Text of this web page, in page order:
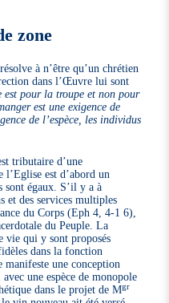
zone
à n’être qu’un chrétien
dans l’Œuvre lui sont
est pour la troupe et non pour
est une exigence de
de l’espèce, les individus
tributaire d’une
est d’abord un
sont égaux. S’il y a à
et des services multiples
du Corps (Eph 4, 4-1 6),
du Peuple. La
vie qui y sont proposés
dans la fonction
une conception
une espèce de monopole
dans le projet de Mgr